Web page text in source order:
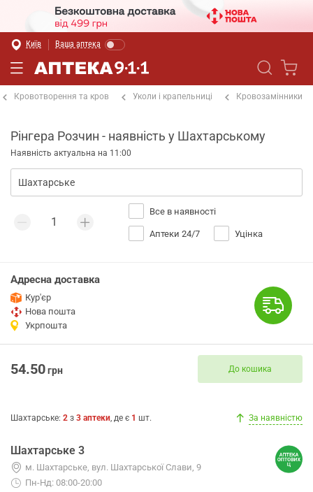
Київ Ваша аптека
Кровотворення та кров Уколи і крапельниці Кровозамінники
Рінгера Розчин - наявність у Шахтарському
Наявність актуальна на 11:00
Все в наявності
Аптеки 24/7 Уцінка
Адресна доставка
Кур'єр
Нова пошта
Укрпошта
54.50грн До кошика
Шахтарське: 2 з 3 аптеки, де є 1 шт. За наявністю
Шахтарське 3
м. Шахтарське, вул. Шахтарської Слави, 9
Пн-Нд: 08:00-20:00